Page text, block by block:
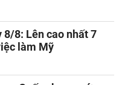
8/8: Lên cao nhất 7
làm Mỹ